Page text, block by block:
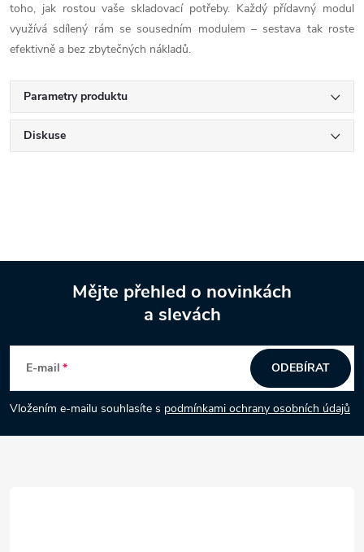
toho, jak rostou vaše skladovací potřeby. Každý přídavný modul
využívá sdílený rám se sousedním modulem – sestava tak roste
efektivně a bez zbytečných nákladů.
Parametry produktu
Diskuse
p
a
Mějte přehled o novinkách
a slevách
E-mail
Vložením e-mailu souhlasíte s podmínkami ochrany osobních údajů
ODEBÍRAT